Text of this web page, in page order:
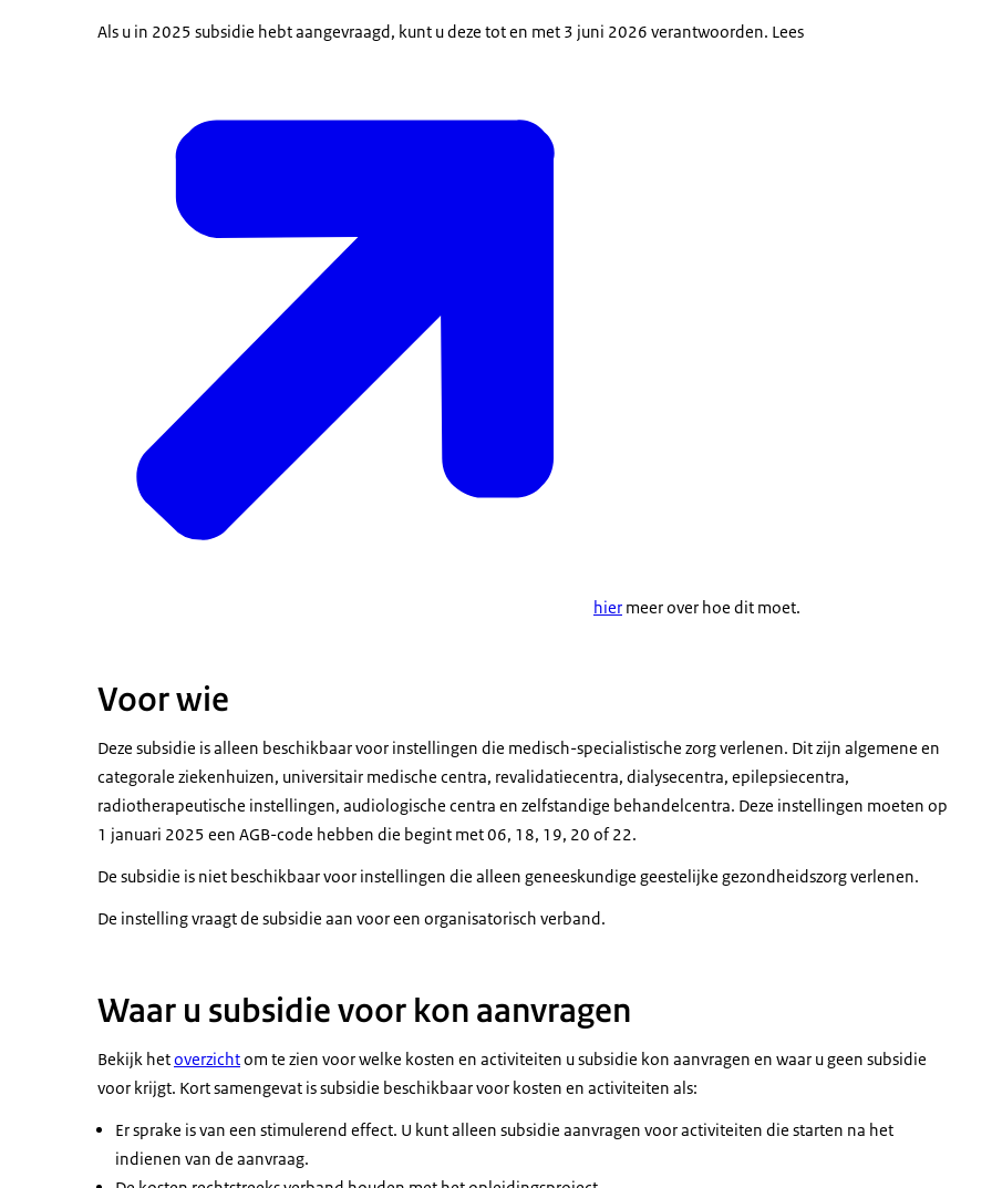
Als u in 2025 subsidie hebt aangevraagd, kunt u deze tot en met 3 juni 2026 verantwoorden. Lees
hier meer over hoe dit moet.
Voor wie
Deze subsidie is alleen beschikbaar voor instellingen die medisch-specialistische zorg verlenen. Dit zijn algemene en
categorale ziekenhuizen, universitair medische centra, revalidatiecentra, dialysecentra, epilepsiecentra,
radiotherapeutische instellingen, audiologische centra en zelfstandige behandelcentra. Deze instellingen moeten op
1 januari 2025 een AGB-code hebben die begint met 06, 18, 19, 20 of 22.
De subsidie is niet beschikbaar voor instellingen die alleen geneeskundige geestelijke gezondheidszorg verlenen.
De instelling vraagt de subsidie aan voor een organisatorisch verband.
Waar u subsidie voor kon aanvragen
Bekijk hetoverzichtom te zien voor welke kosten en activiteiten u subsidie kon aanvragen en waar u geen subsidie
voor krijgt. Kort samengevat is subsidie beschikbaar voor kosten en activiteiten als:
Er sprake is van een stimulerend effect. U kunt alleen subsidie aanvragen voor activiteiten die starten na het
indienen van de aanvraag.